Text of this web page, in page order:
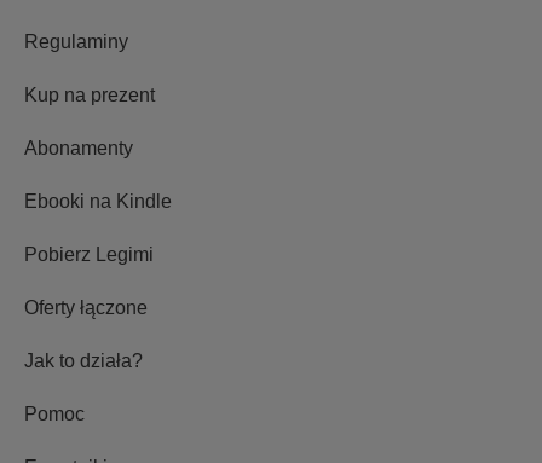
Regulaminy
Kup na prezent
Abonamenty
Ebooki na Kindle
Pobierz Legimi
Oferty łączone
Jak to działa?
Pomoc